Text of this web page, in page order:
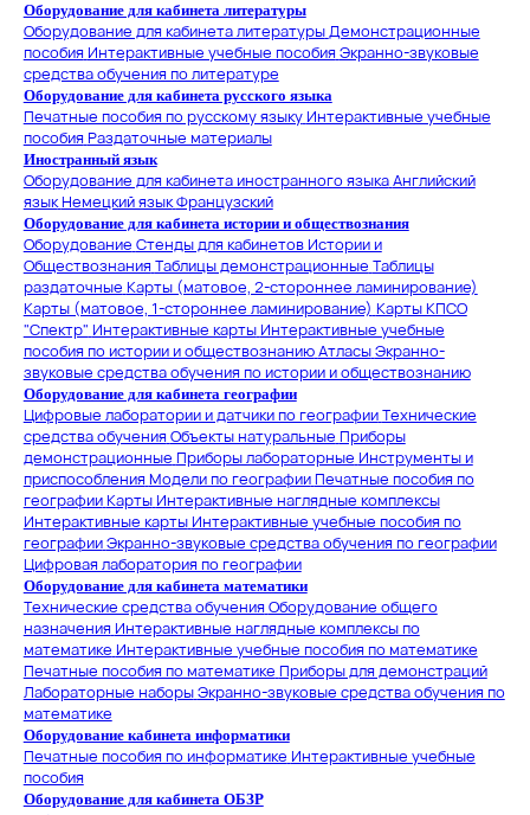
Оборудование для кабинета литературы
Оборудование для кабинета литературыДемонстрационные
пособия Интерактивные учебные пособияЭкранно-звуковые
средства обучения по литературе
Оборудование для кабинета русского языка
Печатные пособия по русскому языку Интерактивные учебные
пособияРаздаточные материалы
Иностранный язык
Оборудование для кабинета иностранного языкаАнглийский
языкНемецкий языкФранцузский
Оборудование для кабинета истории и обществознания
Оборудование Стенды для кабинетов Истории и
ОбществознанияТаблицы демонстрационные Таблицы
раздаточные Карты (матовое, 2-стороннее ламинирование)
Карты (матовое, 1-стороннее ламинирование) Карты КПСО
"Спектр" Интерактивные карты Интерактивные учебные
пособия по истории и обществознаниюАтласыЭкранно-
звуковые средства обучения по истории и обществознанию
Оборудование для кабинета географии
Цифровые лаборатории и датчики по географииТехнические
средства обученияОбъекты натуральные Приборы
демонстрационные Приборы лабораторные Инструменты и
приспособленияМодели по географииПечатные пособия по
географииКарты Интерактивные наглядные комплексы
Интерактивные карты Интерактивные учебные пособия по
географииЭкранно-звуковые средства обучения по географии
Цифровая лаборатория по географии
Оборудование для кабинета математики
Технические средства обученияОборудование общего
назначения Интерактивные наглядные комплексы по
математике Интерактивные учебные пособия по математике
Печатные пособия по математике Приборы для демонстраций
Лабораторные наборыЭкранно-звуковые средства обучения по
математике
Оборудование кабинета информатики
Печатные пособия по информатике Интерактивные учебные
пособия
Оборудование для кабинета ОБЗР